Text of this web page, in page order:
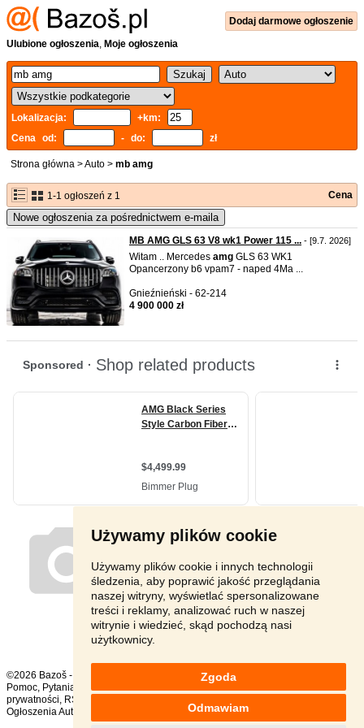
Używamy plików cookie
Używamy plików cookie i innych technologii
śledzenia, aby poprawić jakość przeglądania
naszej witryny, wyświetlać spersonalizowane
treści i reklamy, analizować ruch w naszej
witrynie i wiedzieć, skąd pochodzą nasi
użytkownicy.
Zgoda
Odmawiam
Dodaj darmowe ogłoszenie
Ulubione ogłoszenia, Moje ogłoszenia
Lokalizacja:
+km:
Cena od:
- do: zł
Strona główna >Auto > mb amg
1-1 ogłoszeń z 1 Cena
Nowe ogłoszenia za pośrednictwem e-maila
MB AMG GLS 63 V8 wk1 Power 115 ... - [9.7. 2026]
Witam .. Mercedes amg GLS 63 WK1
Opancerzony b6 vpam7 - naped 4Ma ...
Gnieźnieński - 62-214
4 900 000 zł
©2026 Bazoš -
Pomoc, Pytania Komentarze
prywatności, RSS
Ogłoszenia Auto ogółem:
, w ciągu 24 godzin:26